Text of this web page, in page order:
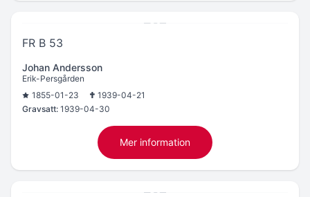
FR B 53
Johan Andersson
Erik-Persgården
1855-01-23
1939-04-21
Gravsatt: 1939-04-30
Mer information